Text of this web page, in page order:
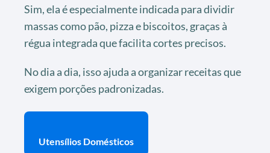
Sim, ela é especialmente indicada para dividir
massas como pão, pizza e biscoitos, graças à
régua integrada que facilita cortes precisos.
No dia a dia, isso ajuda a organizar receitas que
exigem porções padronizadas.
Utensílios Domésticos